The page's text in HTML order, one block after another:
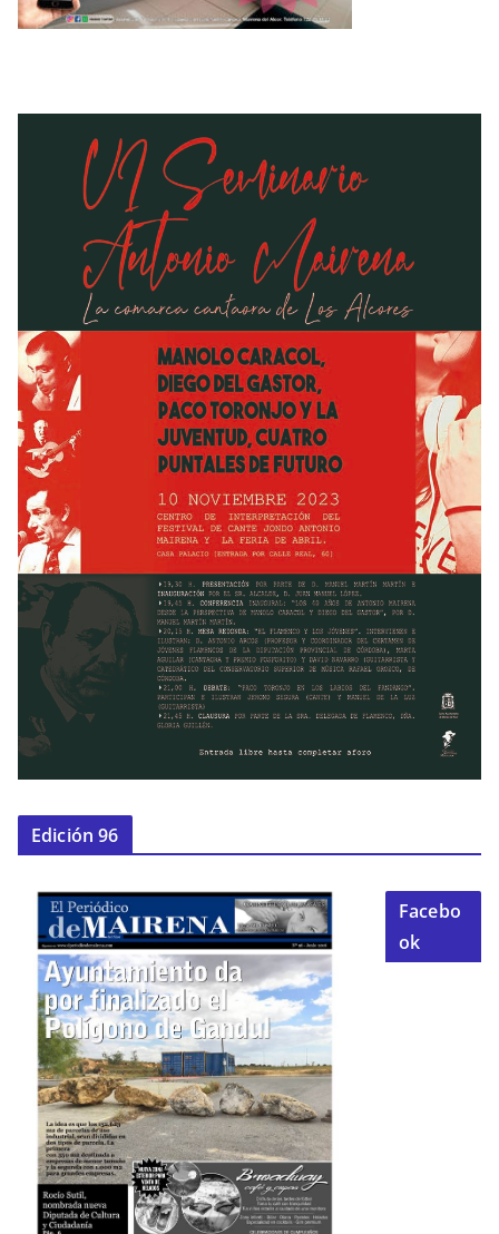
Edición 96
Facebo
ok